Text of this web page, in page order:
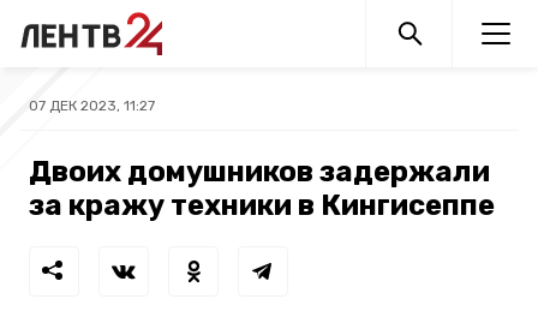
07 ДЕК 2023, 11:27
Двоих домушников задержали
за кражу техники в Кингисеппе